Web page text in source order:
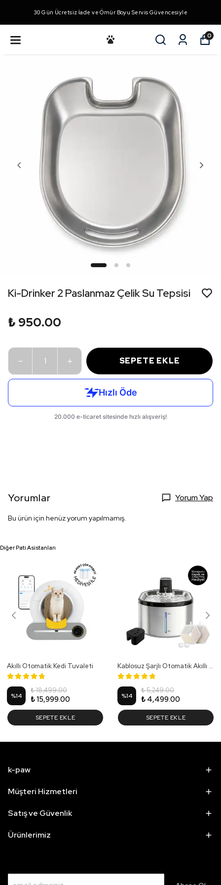
30 Gün Ücretsiz İade ve Ömür Boyu Servis Güvencesiyle
0
Ki-Drinker 2 Paslanmaz Çelik Su Tepsisi
₺ 950.00
SEPETE EKLE
Yorumlar Yorum Yap
Bu ürün için henüz yorum yapılmamış.
Diğer Pati Asistanları
Akıllı Otomatik Kedi Tuvaleti
%14
₺ 18,499.00
₺ 15,999.00
SEPETE EKLE
Kablosuz Şarjlı Otomatik Akıllı Su Pınarı
%14
₺ 5,249.00
₺ 4,499.00
SEPETE EKLE
k-paw
Müşteri Hizmetleri
Satış ve Güvenlik
Ürünlerimiz